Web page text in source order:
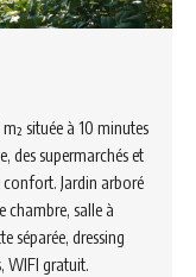
située à 10 minutes
des supermarchés et
Jardin arboré
chambre, salle à
séparée, dressing
WIFI gratuit.